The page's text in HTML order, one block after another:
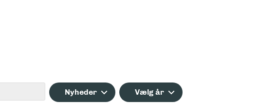
Søg Nyheder Vælg år